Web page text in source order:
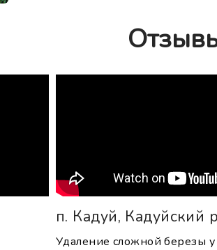
п. Кадуй, Кадуйский
Удаление сложной березы